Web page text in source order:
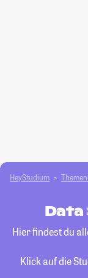
HeyStudium
Data
Hier findest du
Klick auf die